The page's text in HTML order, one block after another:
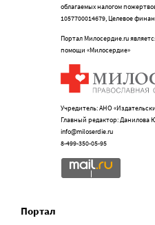
облагаемых налогом
1057700014679, Целевое
Портал Милосердие.ru
помощи «Милосердие»
Учредитель: АНО
Главный редактор: Данилова
info@miloserdie.ru
8-499-350-05-95
Портал